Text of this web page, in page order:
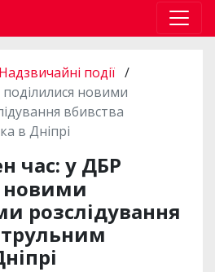
Надзвичайні події /
новими
вбивства
в Дніпрі
час: у ДБР
новими
розслідування